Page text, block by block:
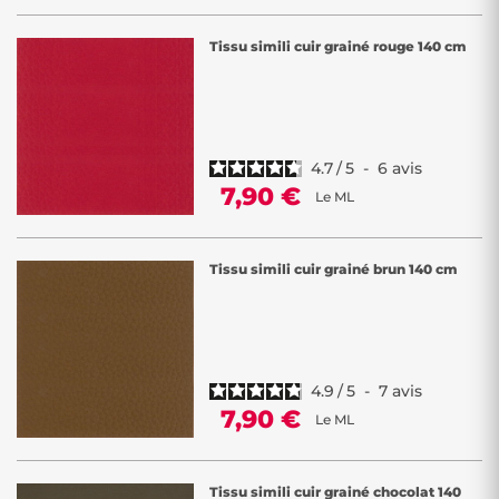
Tissu simili cuir grainé rouge 140 cm
4.7/5 - 6 avis
7,90 € Le ML
Tissu simili cuir grainé brun 140 cm
4.9 /5 - 7 avis
7,90 € Le ML
Tissu simili cuir grainé chocolat 140